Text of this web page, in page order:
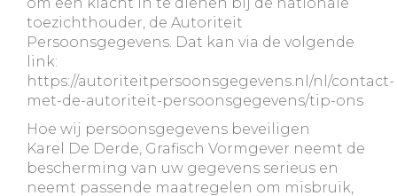
toezichthouder, de Autoriteit
Persoonsgegevens. Dat kan via de volgende
link:
https://autoriteitpersoonsgegevens.nl/nl/contact-
met-de-autoriteit-persoonsgegevens/tip-ons
Hoe wij persoonsgegevens beveiligen
Karel De Derde, Grafisch Vormgever neemt de
bescherming van uw gegevens serieus en
neemt passende maatregelen om misbruik,